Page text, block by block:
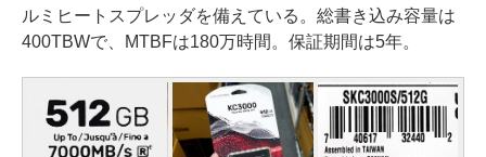
ルミヒートスプレッダを備えている。総書き込み容量は
400TBWで、MTBFは180万時間。保証期間は5年。